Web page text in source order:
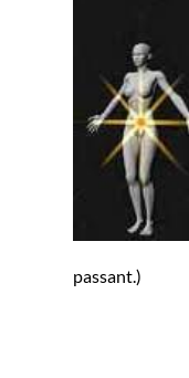
passant.)